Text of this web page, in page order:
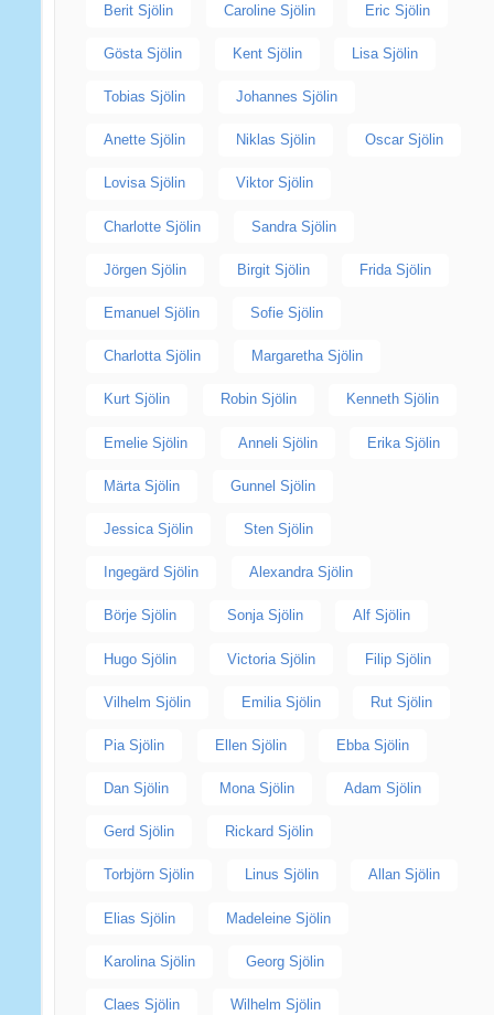
Berit Sjölin Caroline Sjölin Eric Sjölin
Gösta Sjölin Kent Sjölin Lisa Sjölin
Tobias Sjölin Johannes Sjölin
Anette Sjölin Niklas Sjölin Oscar Sjölin
Lovisa Sjölin Viktor Sjölin
Charlotte Sjölin Sandra Sjölin
Jörgen Sjölin Birgit Sjölin Frida Sjölin
Emanuel Sjölin Sofie Sjölin
Charlotta Sjölin Margaretha Sjölin
Kurt Sjölin Robin Sjölin Kenneth Sjölin
Emelie Sjölin Anneli Sjölin Erika Sjölin
Märta Sjölin Gunnel Sjölin
Jessica Sjölin Sten Sjölin
Ingegärd Sjölin Alexandra Sjölin
Börje Sjölin Sonja Sjölin Alf Sjölin
Hugo Sjölin Victoria Sjölin Filip Sjölin
Vilhelm Sjölin Emilia Sjölin Rut Sjölin
Pia Sjölin Ellen Sjölin Ebba Sjölin
Dan Sjölin Mona Sjölin Adam Sjölin
Gerd Sjölin Rickard Sjölin
Torbjörn Sjölin Linus Sjölin Allan Sjölin
Elias Sjölin Madeleine Sjölin
Karolina Sjölin Georg Sjölin
Claes Sjölin Wilhelm Sjölin